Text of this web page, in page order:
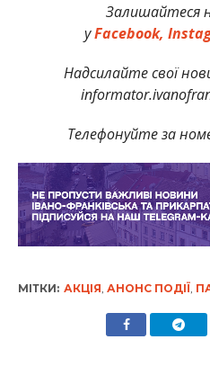
Залишайтеся
уFacebook,
Надсилайте свої
Телефонуйте за
МІТКИ: АКЦІЯ, АНОНС ПОДІЇ,